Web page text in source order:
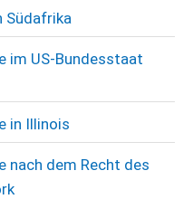
Südafrika
im US-Bundesstaat
in Illinois
nach dem Recht des